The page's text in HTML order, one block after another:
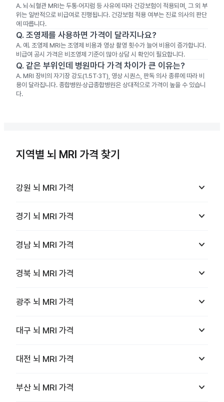
A. 뇌·뇌혈관 MRI는 두통·어지럼 등 사유에 따라 건강보험이 적용되며, 그 외 부
위는 일반적으로 비급여로 진행됩니다. 건강보험 적용 여부는 진료 의사의 판단
에 따릅니다.
Q. 조영제를 사용하면 가격이 달라지나요?
A. 예. 조영제 MRI는 조영제 비용과 영상 촬영 횟수가 늘어 비용이 증가합니다.
비급여 공시 가격은 비조영제 기준이 많아 상담 시 확인이 필요합니다.
Q. 같은 부위인데 병원마다 가격 차이가 큰 이유는?
A. MRI 장비의 자기장 강도(1.5T·3T), 영상 시퀀스, 판독 의사 종류에 따라 비
용이 달라집니다. 종합병원·상급종합병원은 상대적으로 가격이 높을 수 있습니
다.
지역별 뇌 MRI 가격 찾기
강원 뇌 MRI 가격 keyboard_arrow_down
경기 뇌 MRI 가격 keyboard_arrow_down
경남 뇌 MRI 가격 keyboard_arrow_down
경북 뇌 MRI 가격 keyboard_arrow_down
광주 뇌 MRI 가격 keyboard_arrow_down
대구 뇌 MRI 가격 keyboard_arrow_down
대전 뇌 MRI 가격 keyboard_arrow_down
부산 뇌 MRI 가격 keyboard_arrow_down